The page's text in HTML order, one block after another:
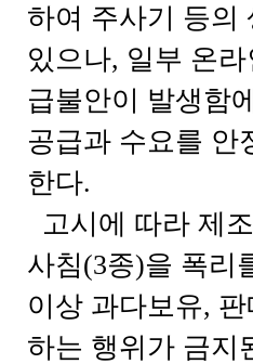
하여 주사기 등의
있으나, 일부 온
급불안이 발생함
공급과 수요를 안
한다.
고시에 따라 제
사침(3종)을 폭리
이상 과다보유,
하는 행위가 금지